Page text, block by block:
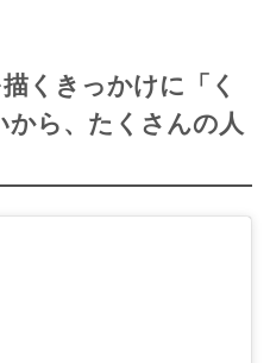
くきっかけに「く
ら、たくさんの人